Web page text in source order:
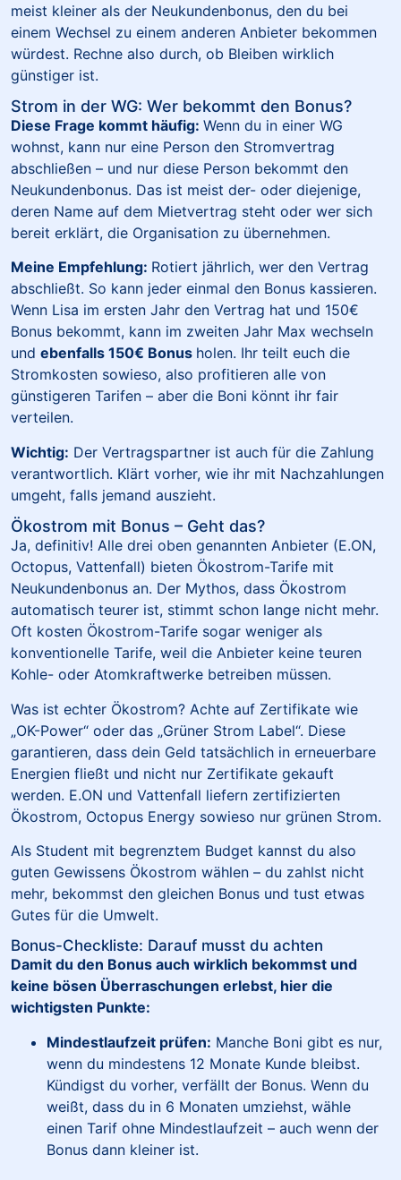
meist kleiner als der Neukundenbonus, den du bei
einem Wechsel zu einem anderen Anbieter bekommen
würdest. Rechne also durch, ob Bleiben wirklich
günstiger ist.
Strom in der WG: Wer bekommt den Bonus?
Diese Frage kommt häufig: Wenn du in einer WG
wohnst, kann nur eine Person den Stromvertrag
abschließen – und nur diese Person bekommt den
Neukundenbonus. Das ist meist der- oder diejenige,
deren Name auf dem Mietvertrag steht oder wer sich
bereit erklärt, die Organisation zu übernehmen.
Meine Empfehlung: Rotiert jährlich, wer den Vertrag
abschließt. So kann jeder einmal den Bonus kassieren.
Wenn Lisa im ersten Jahr den Vertrag hat und 150€
Bonus bekommt, kann im zweiten Jahr Max wechseln
und ebenfalls 150€ Bonus holen. Ihr teilt euch die
Stromkosten sowieso, also profitieren alle von
günstigeren Tarifen – aber die Boni könnt ihr fair
verteilen.
Wichtig: Der Vertragspartner ist auch für die Zahlung
verantwortlich. Klärt vorher, wie ihr mit Nachzahlungen
umgeht, falls jemand auszieht.
Ökostrom mit Bonus – Geht das?
Ja, definitiv! Alle drei oben genannten Anbieter (E.ON,
Octopus, Vattenfall) bieten Ökostrom-Tarife mit
Neukundenbonus an. Der Mythos, dass Ökostrom
automatisch teurer ist, stimmt schon lange nicht mehr.
Oft kosten Ökostrom-Tarife sogar weniger als
konventionelle Tarife, weil die Anbieter keine teuren
Kohle- oder Atomkraftwerke betreiben müssen.
Was ist echter Ökostrom? Achte auf Zertifikate wie
„OK-Power“ oder das „Grüner Strom Label“. Diese
garantieren, dass dein Geld tatsächlich in erneuerbare
Energien fließt und nicht nur Zertifikate gekauft
werden. E.ON und Vattenfall liefern zertifizierten
Ökostrom, Octopus Energy sowieso nur grünen Strom.
Als Student mit begrenztem Budget kannst du also
guten Gewissens Ökostrom wählen – du zahlst nicht
mehr, bekommst den gleichen Bonus und tust etwas
Gutes für die Umwelt.
Bonus-Checkliste: Darauf musst du achten
Damit du den Bonus auch wirklich bekommst und
keine bösen Überraschungen erlebst, hier die
wichtigsten Punkte:
Mindestlaufzeit prüfen: Manche Boni gibt es nur,
wenn du mindestens 12 Monate Kunde bleibst.
Kündigst du vorher, verfällt der Bonus. Wenn du
weißt, dass du in 6 Monaten umziehst, wähle
einen Tarif ohne Mindestlaufzeit – auch wenn der
Bonus dann kleiner ist.